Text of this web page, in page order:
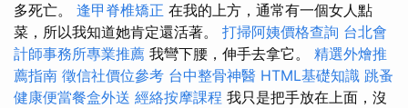
多死亡。 逢甲脊椎矯正 在我的上方，通常有一個女人點
菜，所以我知道她肯定還活著。 打掃阿姨價格查詢 台北會
計師事務所專業推薦 我彎下腰，伸手去拿它。 精選外燴推
薦指南 徵信社價位參考 台中整骨神醫 HTML基礎知識 跳蚤
健康便當餐盒外送 經絡按摩課程 我只是把手放在上面，沒